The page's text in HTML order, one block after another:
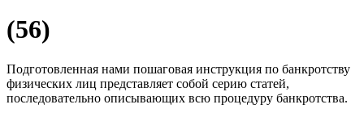
(56)
Подготовленная нами пошаговая инструкция по банкротству
физических лиц представляет собой серию статей,
последовательно описывающих всю процедуру банкротства.